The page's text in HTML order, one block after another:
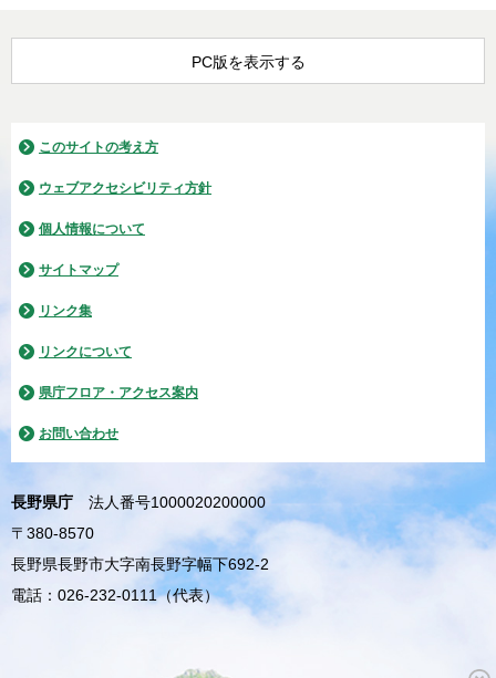
PC版を表示する
このサイトの考え方
ウェブアクセシビリティ方針
個人情報について
サイトマップ
リンク集
リンクについて
県庁フロア・アクセス案内
お問い合わせ
長野県庁
法人番号1000020200000
〒380-8570
長野県長野市大字南長野字幅下692-2
電話：026-232-0111（代表）